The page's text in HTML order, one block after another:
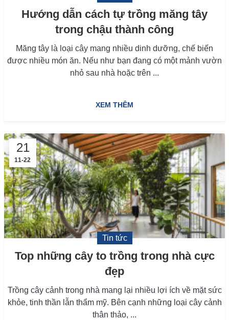
Hướng dẫn cách tự trồng măng tây
trong chậu thành công
Măng tây là loại cây mang nhiều dinh dưỡng, chế biến
được nhiều món ăn. Nếu như bạn đang có một mảnh vườn
nhỏ sau nhà hoặc trên ...
XEM THÊM
21
11-22
Tin tức
Top những cây to trồng trong nhà cực
đẹp
Trồng cây cảnh trong nhà mang lại nhiều lợi ích về mặt sức
khỏe, tinh thần lẫn thẩm mỹ. Bên cạnh những loại cây cảnh
thân thảo, ...